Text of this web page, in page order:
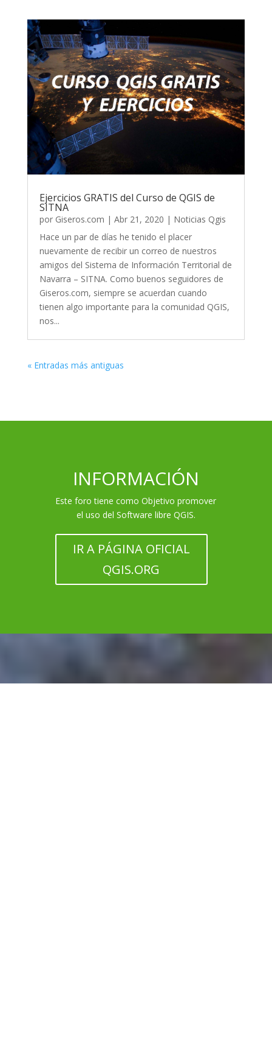
Ejercicios GRATIS del Curso de QGIS de
SITNA
por Giseros.com | Abr 21, 2020 | Noticias Qgis
Hace un par de días he tenido el placer
nuevamente de recibir un correo de nuestros
amigos del Sistema de Información Territorial de
Navarra – SITNA. Como buenos seguidores de
Giseros.com, siempre se acuerdan cuando
tienen algo importante para la comunidad QGIS,
nos...
« Entradas más antiguas
INFORMACIÓN
Este foro tiene como Objetivo promover
el uso del Software libre QGIS.
IR A PÁGINA OFICIAL
QGIS.ORG